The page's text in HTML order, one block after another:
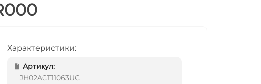
Характеристики:
Артикул:
JH02ACT11063UC